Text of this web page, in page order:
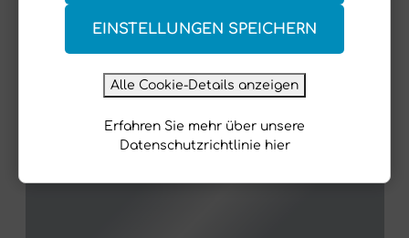
EINSTELLUNGEN SPEICHERN
Alle Cookie-Details anzeigen
Erfahren Sie mehr über unsere
Datenschutzrichtlinie hier